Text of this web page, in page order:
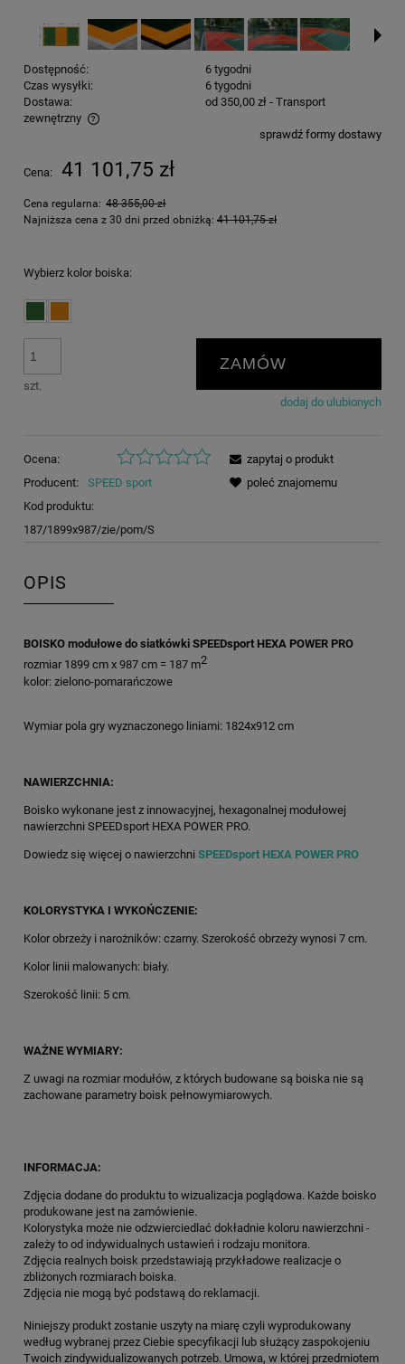
Dostępność:
6 tygodni
Czas wysyłki:
6 tygodni
Dostawa:
od 350,00 zł - Transport
zewnętrzny
Cena nie zawiera ewentualnych kosztów płatnościsprawdź formy dostawy
Cena: 41 101,75 zł
Cena regularna: 48 355,00 zł
Najniższa cena z 30 dni przed obniżką: 41 101,75 zł
Wybierz kolor boiska:
szt.
ZAMÓW
dodaj do ulubionych
Ocena:
Producent:
SPEED sport
Kod produktu:
187/1899x987/zie/pom/S
zapytaj o produkt
poleć znajomemu
OPIS
BOISKO modułowe do siatkówki SPEEDsport HEXA POWER PRO
rozmiar 1899 cm x 987 cm = 187 m2
kolor: zielono-pomarańczowe
Wymiar pola gry wyznaczonego liniami: 1824x912 cm
NAWIERZCHNIA:
Boisko wykonane jest z innowacyjnej, hexagonalnej modułowej
nawierzchni SPEEDsport HEXA POWER PRO.
Dowiedz się więcej o nawierzchni SPEEDsport HEXA POWER PRO
KOLORYSTYKA I WYKOŃCZENIE:
Kolor obrzeży i narożników: czarny. Szerokość obrzeży wynosi 7 cm.
Kolor linii malowanych: biały.
Szerokość linii: 5 cm.
WAŻNE WYMIARY:
Z uwagi na rozmiar modułów, z których budowane są boiska nie są
zachowane parametry boisk pełnowymiarowych.
INFORMACJA:
Zdjęcia dodane do produktu to wizualizacja poglądowa. Każde boisko
produkowane jest na zamówienie.
Kolorystyka może nie odzwierciedlać dokładnie koloru nawierzchni -
zależy to od indywidualnych ustawień i rodzaju monitora.
Zdjęcia realnych boisk przedstawiają przykładowe realizacje o
zbliżonych rozmiarach boiska.
Zdjęcia nie mogą być podstawą do reklamacji.
Niniejszy produkt zostanie uszyty na miarę czyli wyprodukowany
według wybranej przez Ciebie specyfikacji lub służący zaspokojeniu
Twoich zindywidualizowanych potrzeb. Umowa, w której przedmiotem